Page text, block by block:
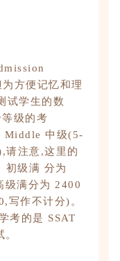
方便记忆和理
试学生的数
级的考
Middle 中级(5-
注意,这里的
初级满 分为
级满分为 2400
作不计分)。
考的是 SSAT